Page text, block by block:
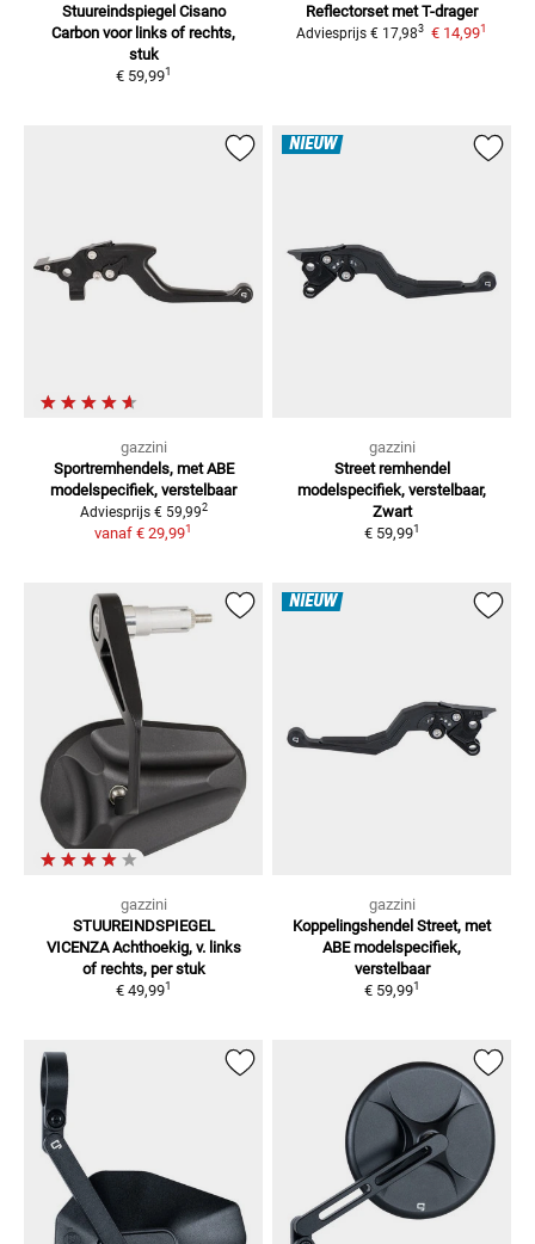
Stuureindspiegel Cisano
Carbon voor links of rechts,
stuk
€ 59,991
Reflectorset met T-drager
Adviesprijs € 17,983 € 14,991
gazzini
Sportremhendels, met ABE
modelspecifiek, verstelbaar
Adviesprijs € 59,992
vanaf € 29,991
NIEUW
gazzini
Street remhendel
modelspecifiek, verstelbaar,
Zwart
€ 59,991
gazzini
STUUREINDSPIEGEL
VICENZA Achthoekig, v. links
of rechts, per stuk
€ 49,991
NIEUW
gazzini
Koppelingshendel Street, met
ABE modelspecifiek,
verstelbaar
€ 59,991